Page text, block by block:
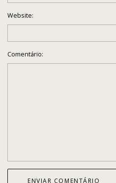
Website:
Comentário: